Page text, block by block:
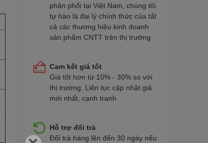
phân phối tại Việt Nam, chúng tôi
tự hào là đại lý chính thức của tất
cả các thương hiệu kinh doanh
sản phẩm CNTT trên thị trường
Cam kết giá tốt
Giá tốt hơn từ 10% - 30% so với
thị trường. Liên tục cập nhật giá
mới nhất, cạnh tranh
Hỗ trợ đổi trả
Đổi trả hàng lên đến 30 ngày nếu